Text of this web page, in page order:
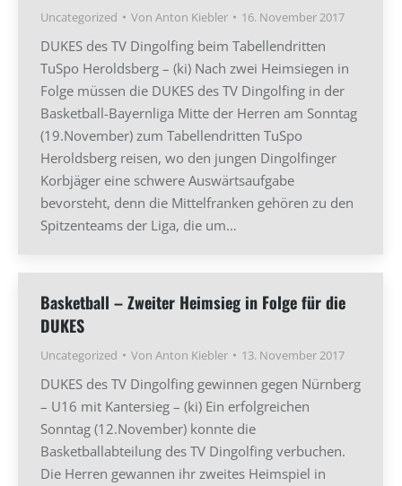
Uncategorized Von Anton Kiebler 16. November 2017
DUKES des TV Dingolfing beim Tabellendritten
TuSpo Heroldsberg – (ki) Nach zwei Heimsiegen in
Folge müssen die DUKES des TV Dingolfing in der
Basketball-Bayernliga Mitte der Herren am Sonntag
(19.November) zum Tabellendritten TuSpo
Heroldsberg reisen, wo den jungen Dingolfinger
Korbjäger eine schwere Auswärtsaufgabe
bevorsteht, denn die Mittelfranken gehören zu den
Spitzenteams der Liga, die um…
Basketball – Zweiter Heimsieg in Folge für die
DUKES
Uncategorized Von Anton Kiebler 13. November 2017
DUKES des TV Dingolfing gewinnen gegen Nürnberg
– U16 mit Kantersieg – (ki) Ein erfolgreichen
Sonntag (12.November) konnte die
Basketballabteilung des TV Dingolfing verbuchen.
Die Herren gewannen ihr zweites Heimspiel in